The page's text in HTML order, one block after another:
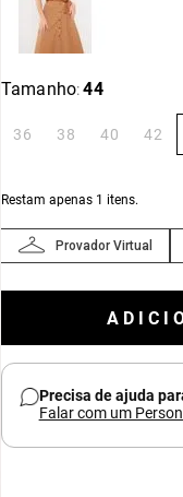
Tamanho: 44
36 38 40 42
Restam apenas 1 itens.
Provador Virtual
Precisa de ajuda
Falar com um